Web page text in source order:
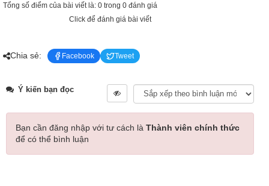
Tổng số điểm của bài viết là: 0 trong 0 đánh giá
Click để đánh giá bài viết
Chia sẻ: Facebook Tweet
Ý kiến bạn đọc
Bạn cần đăng nhập với tư cách là Thành viên chính thức
để có thể bình luận